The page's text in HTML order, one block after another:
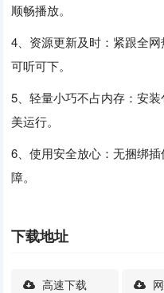
顺畅播放。
4、资源更新及时：紧跟全
可听可下。
5、轻量小巧不占内存：安
美运行。
6、使用安全放心：无捆绑
障。
下载地址
高速下载